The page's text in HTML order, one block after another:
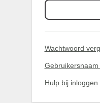
Wachtwoord
Hulp bij inloggen